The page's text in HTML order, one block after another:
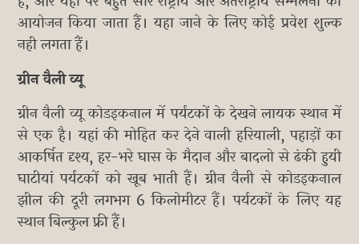
आयोजन किया जाता हैं। यहा जाने के लिए कोई प्रवेश शुल्क
नही लगता हैं।
ग्रीन वैली व्यू
ग्रीन वैली व्यू कोडइकनाल में पर्यटकों के देखने लायक स्थान में
से एक है। यहां की मोहित कर देने वाली हरियाली, पहाड़ों का
आकर्षित दृश्य, हर-भरे घास के मैदान और बादलो से ढंकी हुयी
घाटीयां पर्यटकों को खूब भाती हैं। ग्रीन वैली से कोडइकनाल
झील की दूरी लगभग 6 किलोमीटर हैं। पर्यटकों के लिए यह
स्थान बिल्कुल फ्री हैं।